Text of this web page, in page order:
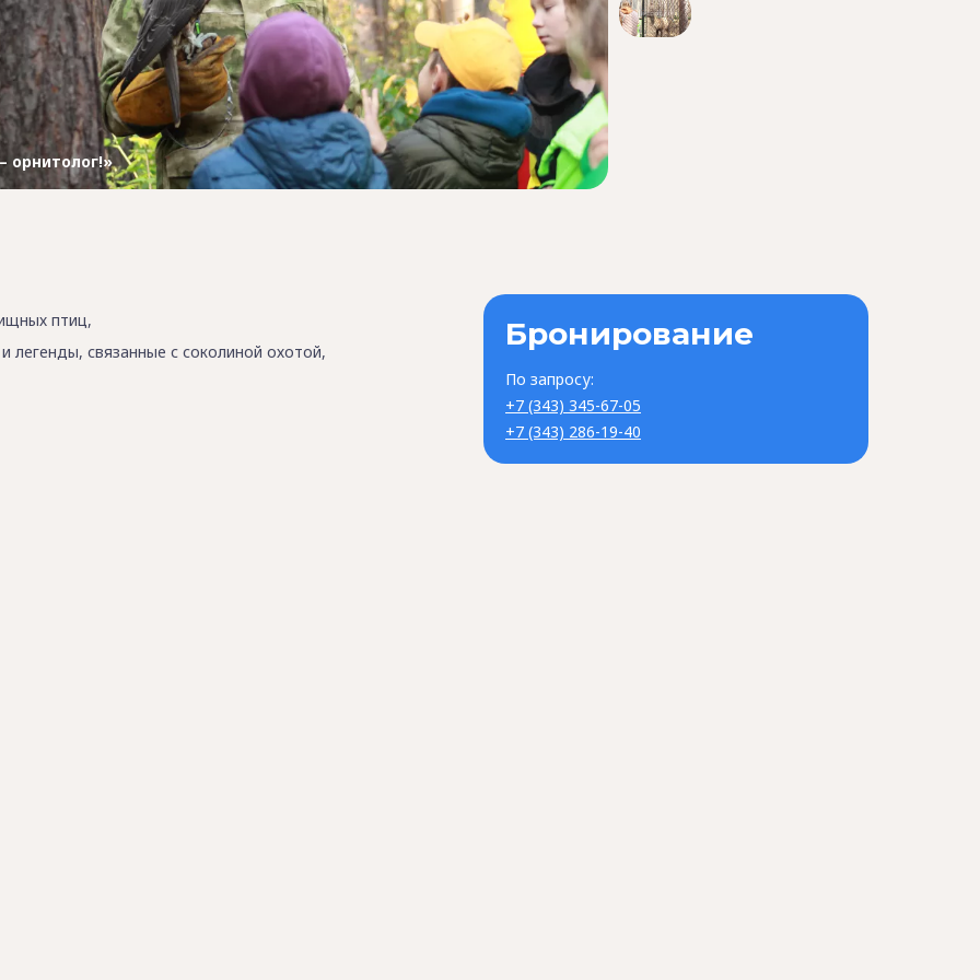
орнитолог!»
птиц,
легенды, связанные с соколиной охотой,
Бронирование
По запросу:
+7 (343) 345-67-05
+7 (343) 286-19-40